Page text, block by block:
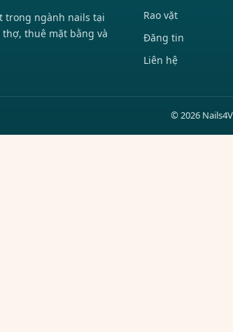
trong ngành nails tại
thợ, thuê mặt bằng và
Rao vặt
Đăng tin
Liên hệ
© 2026